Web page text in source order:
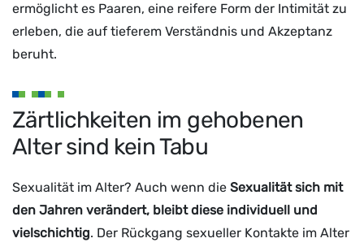
ermöglicht es Paaren, eine reifere Form der Intimität zu
erleben, die auf tieferem Verständnis und Akzeptanz
beruht.
Zärtlichkeiten im gehobenen
Alter sind kein Tabu
Sexualität im Alter? Auch wenn die Sexualität sich mit
den Jahren verändert, bleibt diese individuell und
vielschichtig. Der Rückgang sexueller Kontakte im Alter